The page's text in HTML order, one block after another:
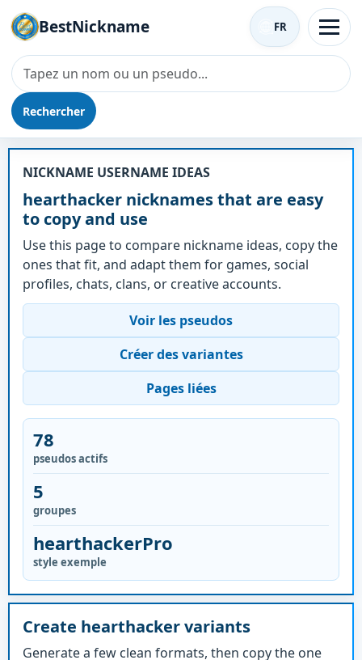
BestNickname
Rechercher
FR
Surnom - hearthacker
NICKNAME USERNAME IDEAS
hearthacker nicknames that are easy
to copy and use
Use this page to compare nickname ideas, copy the
ones that fit, and adapt them for games, social
profiles, chats, clans, or creative accounts.
Voir les pseudos
Créer des variantes
Pages liées
78
pseudos actifs
5
groupes
hearthackerPro
style exemple
Create hearthacker variants
Generate a few clean formats, then copy the one